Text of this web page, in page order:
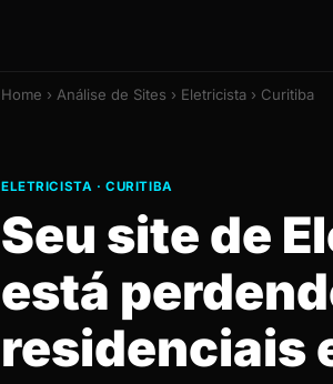
Home › Análise de Sites › Eletricista › Curitiba
ELETRICISTA · CURITIBA
Seu site de
está
residenciais